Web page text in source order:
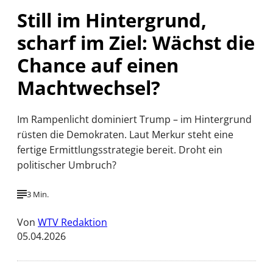
Still im Hintergrund,
scharf im Ziel: Wächst die
Chance auf einen
Machtwechsel?
Im Rampenlicht dominiert Trump – im Hintergrund
rüsten die Demokraten. Laut Merkur steht eine
fertige Ermittlungsstrategie bereit. Droht ein
politischer Umbruch?
3 Min.
Von WTV Redaktion
05.04.2026